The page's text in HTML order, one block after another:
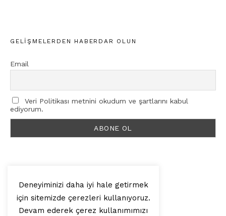
GELIŞMELERDEN HABERDAR OLUN
Email
Veri Politikası metnini okudum ve şartlarını kabul
ediyorum.
© 2025, Artilop
Deneyiminizi daha iyi hale getirmek
için sitemizde çerezleri kullanıyoruz.
Devam ederek çerez kullanımımızı